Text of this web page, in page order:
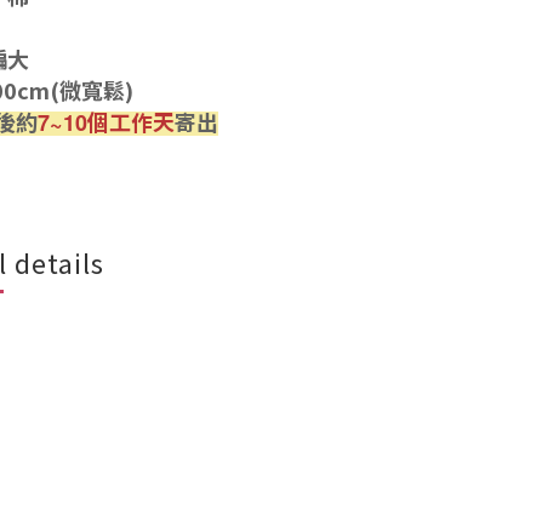
大
微寬鬆)
約7~10個工作天寄出
details